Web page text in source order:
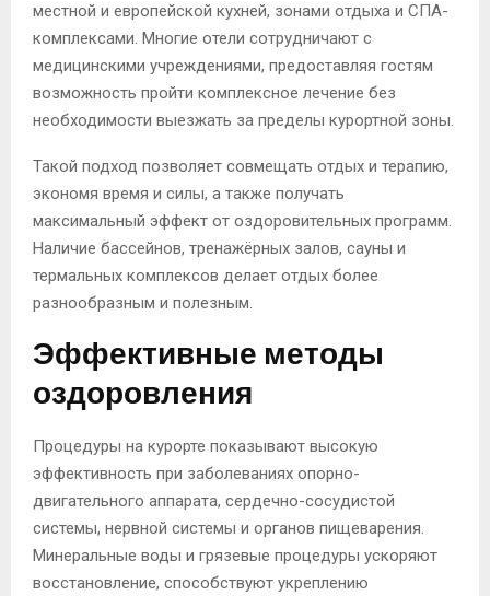
местной и европейской кухней, зонами отдыха и СПА-
комплексами. Многие отели сотрудничают с
медицинскими учреждениями, предоставляя гостям
возможность пройти комплексное лечение без
необходимости выезжать за пределы курортной зоны.
Такой подход позволяет совмещать отдых и терапию,
экономя время и силы, а также получать
максимальный эффект от оздоровительных программ.
Наличие бассейнов, тренажёрных залов, сауны и
термальных комплексов делает отдых более
разнообразным и полезным.
Эффективные методы
оздоровления
Процедуры на курорте показывают высокую
эффективность при заболеваниях опорно-
двигательного аппарата, сердечно-сосудистой
системы, нервной системы и органов пищеварения.
Минеральные воды и грязевые процедуры ускоряют
восстановление, способствуют укреплению